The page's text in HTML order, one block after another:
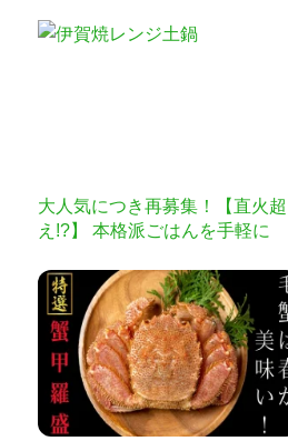
大人気につき再募集！【直火超
え!?】 本格派ごはんを手軽に